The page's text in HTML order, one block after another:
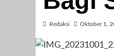
Redaksi Oktober 1,